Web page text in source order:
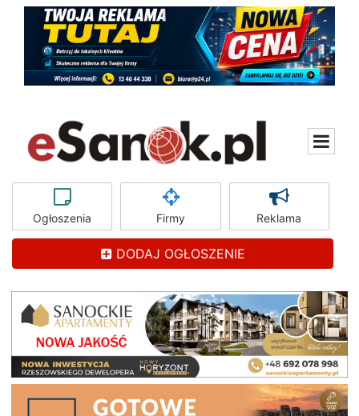
Ogłoszenia Firmy Reklama
DODAJ OGŁOSZENIE